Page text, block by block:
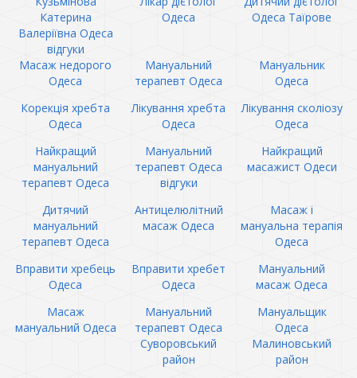
Катерина
Валеріївна Одеса
відгуки
Одеса
Одеса Таїрове
Масаж недорого
Одеса
Мануальний
терапевт Одеса
Мануальник
Одеса
Корекція хребта
Одеса
Лікування хребта
Одеса
Лікування сколіозу
Одеса
Найкращий
мануальний
терапевт Одеса
Мануальний
терапевт Одеса
відгуки
Найкращий
масажист Одеси
Дитячий
мануальний
терапевт Одеса
Антицелюлітний
масаж Одеса
Масаж і
мануальна терапія
Одеса
Вправити хребець
Одеса
Вправити хребет
Одеса
Мануальний
масаж Одеса
Масаж
мануальний Одеса
Мануальний
терапевт Одеса
Суворовський
район
Мануальщик
Одеса
Малиновський
район